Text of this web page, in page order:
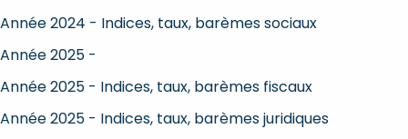
Année 2024 - Indices, taux, barèmes sociaux
Année 2025 -
Année 2025 - Indices, taux, barèmes fiscaux
Année 2025 - Indices, taux, barèmes juridiques